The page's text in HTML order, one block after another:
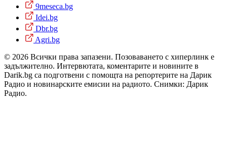
9meseca.bg
Idei.bg
Dbr.bg
Agri.bg
© 2026 Всички права запазени. Позоваването с хиперлинк е
задължително. Интервютата, коментарите и новините в
Darik.bg са подготвени с помощта на репортерите на Дарик
Радио и новинарските емисии на радиото. Снимки: Дарик
Радио.